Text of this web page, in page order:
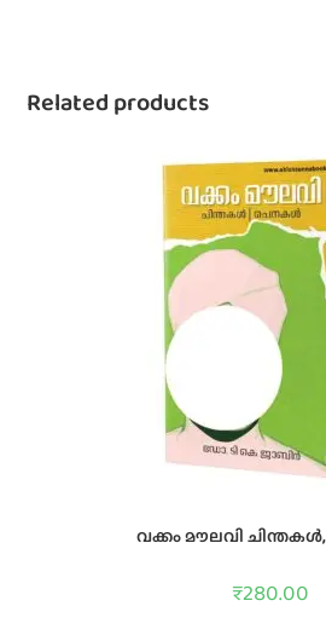
Related products
വക്കം മൗലവി
₹280.00